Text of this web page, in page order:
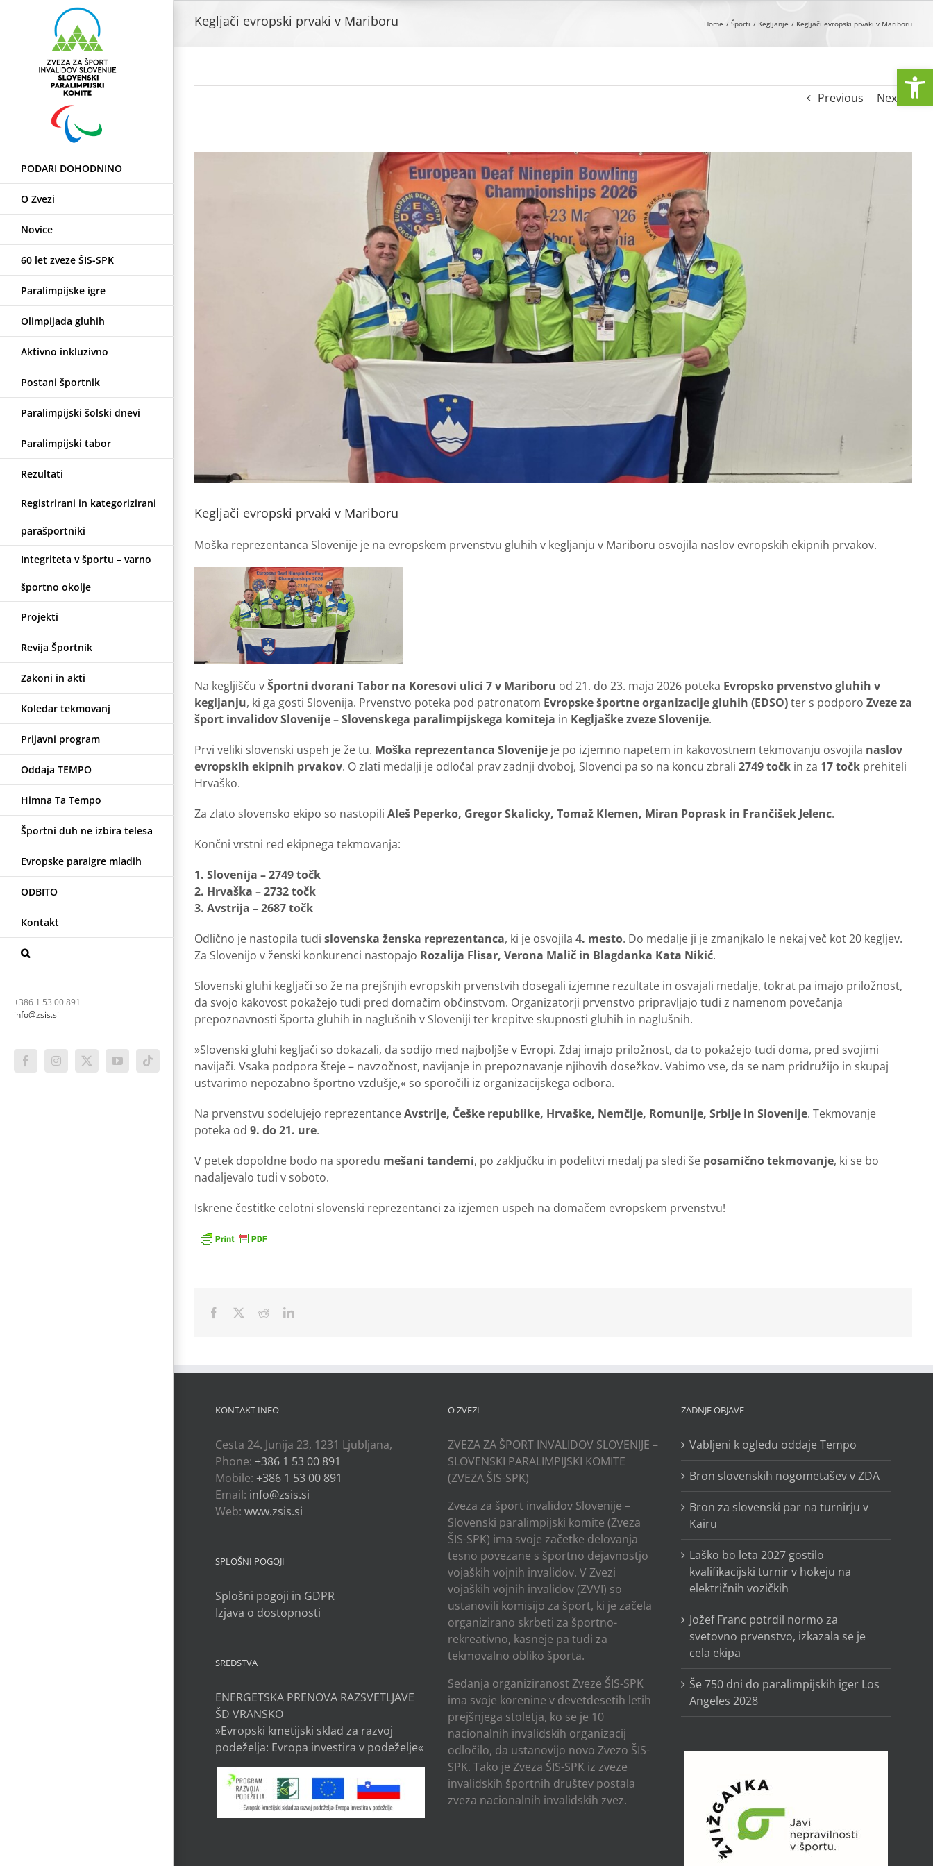
PODARI DOHODNINO
O Zvezi
Novice
60 let zveze ŠIS-SPK
Paralimpijske igre
Olimpijada gluhih
Aktivno inkluzivno
Postani športnik
Paralimpijski šolski dnevi
Paralimpijski tabor
Rezultati
Registrirani in kategorizirani
parašportniki
Integriteta v športu – varno
športno okolje
Projekti
Revija Športnik
Zakoni in akti
Koledar tekmovanj
Prijavni program
Oddaja TEMPO
Himna Ta Tempo
Športni duh ne izbira telesa
Evropske paraigre mladih
ODBITO
Kontakt
+386 1 53 00 891
info@zsis.si
FacebookInstagram
X YouTubeTiktok
Kegljači evropski prvaki v Mariboru Home Športi Kegljanje Kegljači evropski prvaki v Mariboru
Previous Next
Kegljači evropski prvaki v Mariboru
Moška reprezentanca Slovenije je na evropskem prvenstvu gluhih v kegljanju v Mariboru osvojila naslov evropskih ekipnih prvakov.
Na kegljišču vŠportni dvorani Tabor na Koresovi ulici 7 v Mariboru od 21. do 23. maja 2026 poteka Evropsko prvenstvo gluhih v
kegljanju, ki ga gosti Slovenija. Prvenstvo poteka pod patronatom Evropske športne organizacije gluhih (EDSO)ter s podporo Zveze za
šport invalidov Slovenije – Slovenskega paralimpijskega komiteja in Kegljaške zveze Slovenije.
Prvi veliki slovenski uspeh je že tu. Moška reprezentanca Slovenije je po izjemno napetem in kakovostnem tekmovanju osvojila naslov
evropskih ekipnih prvakov. O zlati medalji je odločal prav zadnji dvoboj, Slovenci pa so na koncu zbrali 2749 točk in za 17 točk prehiteli
Hrvaško.
Za zlato slovensko ekipo so nastopili Aleš Peperko, Gregor Skalicky, Tomaž Klemen, Miran Poprask in Frančišek Jelenc.
Končni vrstni red ekipnega tekmovanja:
1. Slovenija – 2749 točk
2. Hrvaška – 2732 točk
3. Avstrija – 2687 točk
Odlično je nastopila tudi slovenska ženska reprezentanca, ki je osvojila 4. mesto. Do medalje ji je zmanjkalo le nekaj več kot 20 kegljev.
Za Slovenijo v ženski konkurenci nastopajo Rozalija Flisar, Verona Malič in Blagdanka Kata Nikić.
Slovenski gluhi kegljači so že na prejšnjih evropskih prvenstvih dosegali izjemne rezultate in osvajali medalje, tokrat pa imajo priložnost,
da svojo kakovost pokažejo tudi pred domačim občinstvom. Organizatorji prvenstvo pripravljajo tudi z namenom povečanja
prepoznavnosti športa gluhih in naglušnih v Sloveniji ter krepitve skupnosti gluhih in naglušnih.
»Slovenski gluhi kegljači so dokazali, da sodijo med najboljše v Evropi. Zdaj imajo priložnost, da to pokažejo tudi doma, pred svojimi
navijači. Vsaka podpora šteje – navzočnost, navijanje in prepoznavanje njihovih dosežkov. Vabimo vse, da se nam pridružijo in skupaj
ustvarimo nepozabno športno vzdušje,« so sporočili iz organizacijskega odbora.
Na prvenstvu sodelujejo reprezentanceAvstrije, Češke republike, Hrvaške, Nemčije, Romunije, Srbije in Slovenije. Tekmovanje
poteka od 9. do 21. ure.
V petek dopoldne bodo na sporedu mešani tandemi, po zaključku in podelitvi medalj pa sledi še posamično tekmovanje, ki se bo
nadaljevalo tudi v soboto.
Iskrene čestitke celotni slovenski reprezentanci za izjemen uspeh na domačem evropskem prvenstvu!
Facebook RedditLinkedIn
KONTAKT INFO
Cesta 24. Junija 23, 1231 Ljubljana,
Phone: +386 1 53 00 891
Mobile: +386 1 53 00 891
Email: info@zsis.si
Web: www.zsis.si
SPLOŠNI POGOJI
Splošni pogoji in GDPR
Izjava o dostopnosti
SREDSTVA
ENERGETSKA PRENOVA RAZSVETLJAVE
ŠD VRANSKO
»Evropski kmetijski sklad za razvoj
podeželja: Evropa investira v podeželje«
O ZVEZI
ZVEZA ZA ŠPORT INVALIDOV SLOVENIJE –
SLOVENSKI PARALIMPIJSKI KOMITE
(ZVEZA ŠIS-SPK)
Zveza za šport invalidov Slovenije –
Slovenski paralimpijski komite (Zveza
ŠIS-SPK) ima svoje začetke delovanja
tesno povezane s športno dejavnostjo
vojaških vojnih invalidov. V Zvezi
vojaških vojnih invalidov (ZVVI) so
ustanovili komisijo za šport, ki je začela
organizirano skrbeti za športno-
rekreativno, kasneje pa tudi za
tekmovalno obliko športa.
Sedanja organiziranost Zveze ŠIS-SPK
ima svoje korenine v devetdesetih letih
prejšnjega stoletja, ko se je 10
nacionalnih invalidskih organizacij
odločilo, da ustanovijo novo Zvezo ŠIS-
SPK. Tako je Zveza ŠIS-SPK iz zveze
invalidskih športnih društev postala
zveza nacionalnih invalidskih zvez.
ZADNJE OBJAVE
Vabljeni k ogledu oddaje Tempo
Bron slovenskih nogometašev v ZDA
Bron za slovenski par na turnirju v
Kairu
Laško bo leta 2027 gostilo
kvalifikacijski turnir v hokeju na
električnih vozičkih
Jožef Franc potrdil normo za
svetovno prvenstvo, izkazala se je
cela ekipa
Še 750 dni do paralimpijskih iger Los
Angeles 2028